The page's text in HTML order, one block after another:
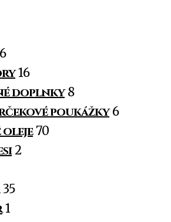
16
doplnky 8
poukážky 6
70
2
35
1